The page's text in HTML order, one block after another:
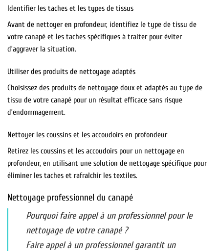
Identifier les taches et les types de tissus
Avant de nettoyer en profondeur, identifiez le type de tissu de
votre canapé et les taches spécifiques à traiter pour éviter
d’aggraver la situation.
Utiliser des produits de nettoyage adaptés
Choisissez des produits de nettoyage doux et adaptés au type de
tissu de votre canapé pour un résultat efficace sans risque
d’endommagement.
Nettoyer les coussins et les accoudoirs en profondeur
Retirez les coussins et les accoudoirs pour un nettoyage en
profondeur, en utilisant une solution de nettoyage spécifique pour
éliminer les taches et rafraîchir les textiles.
Nettoyage professionnel du canapé
Pourquoi faire appel à un professionnel pour le
nettoyage de votre canapé ?
Faire appel à un professionnel garantit un